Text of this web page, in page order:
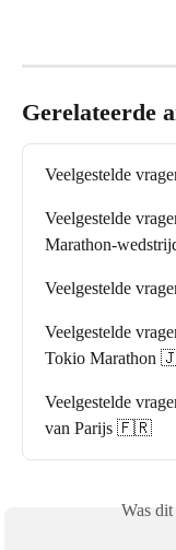
Gerelateerde
Veelgestelde
Veelgestelde
Marathon-
Veelgestelde
Veelgestelde
Tokio Marathon
Veelgestelde
van Parijs 🇫🇷
Was